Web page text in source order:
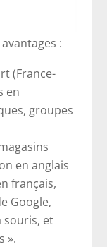
:
(France-
en
groupes
en anglais
français,
Google,
souris, et
».